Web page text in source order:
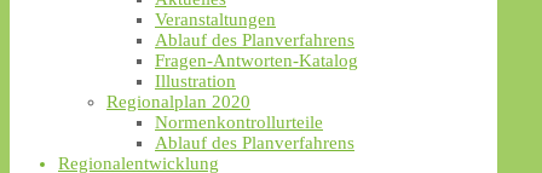
Veranstaltungen
Ablauf des Planverfahrens
Fragen-Antworten-Katalog
Illustration
Regionalplan 2020
Normenkontrollurteile
Ablauf des Planverfahrens
Regionalentwicklung